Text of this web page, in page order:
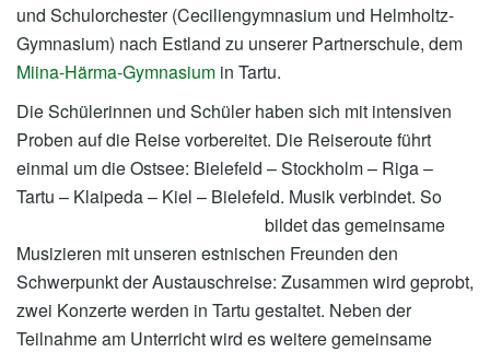
und Schulorchester (Ceciliengymnasium und Helmholtz-
Gymnasium) nach Estland zu unserer Partnerschule, dem
Miina-Härma-Gymnasium in Tartu.
Die Schülerinnen und Schüler haben sich mit intensiven
Proben auf die Reise vor­bereitet. Die Reiseroute führt
einmal um die Ostsee: Bielefeld – Stockholm – Riga –
Tartu – Klaipeda – Kiel – Bielefeld. Musik verbindet. So
bildet das gemeinsame
Musizieren mit unseren estnischen Freunden den
Schwerpunkt der Austauschreise: Zusammen wird geprobt,
zwei Konzerte werden in Tartu gestaltet. Neben der
Teilnahme am Unterricht wird es weitere gemeinsame